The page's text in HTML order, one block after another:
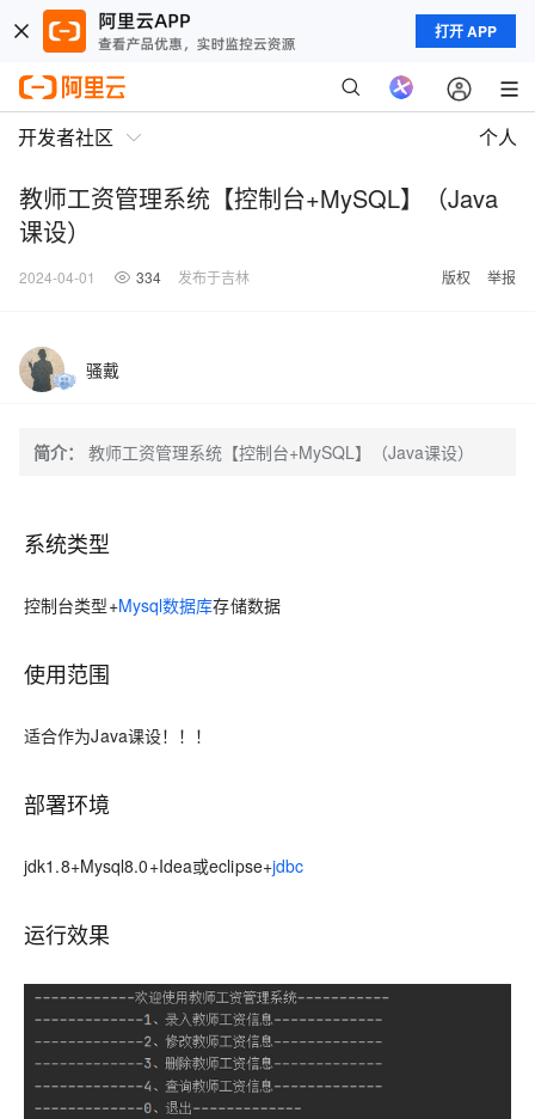
打开 APP
开发者社区 个人
教师工资管理系统【控制台+MySQL】（Java
课设）
2024-04-01 334 发布于吉林 版权 举报
骚戴
简介： 教师工资管理系统【控制台+MySQL】（Java课设）
系统类型
控制台类型+Mysql数据库存储数据
使用范围
适合作为Java课设！！！
部署环境
jdk1.8+Mysql8.0+Idea或eclipse+jdbc
运行效果